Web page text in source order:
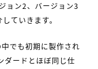
ョン2、バージョン3
ていきます。
でも初期に製作され
ダードとほぼ同じ仕